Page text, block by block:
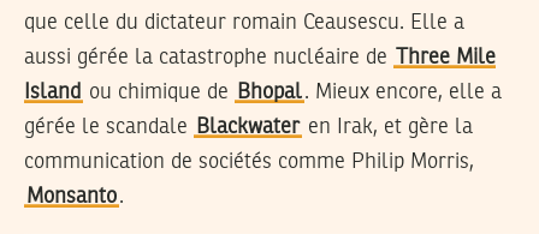
que celle du dictateur romain Ceausescu. Elle a
aussi gérée la catastrophe nucléaire de
Three Mile
Island ou chimique de Bhopal. Mieux encore, elle a
gérée le scandale
Blackwater en Irak, et gère la
communication de sociétés comme Philip Morris,
Monsanto.